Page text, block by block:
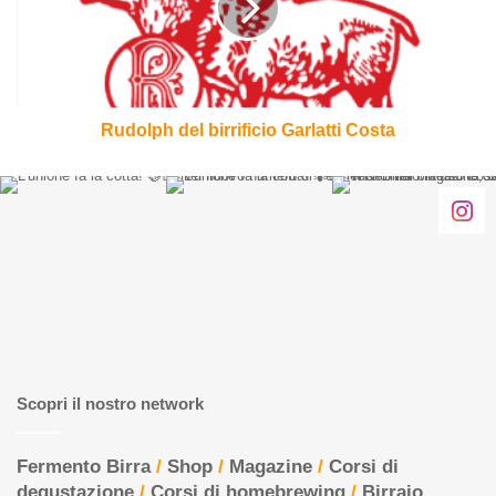
Rudolph del birrificio Garlatti Costa
Scopri il nostro network
Fermento Birra/ Shop / Magazine / Corsi di